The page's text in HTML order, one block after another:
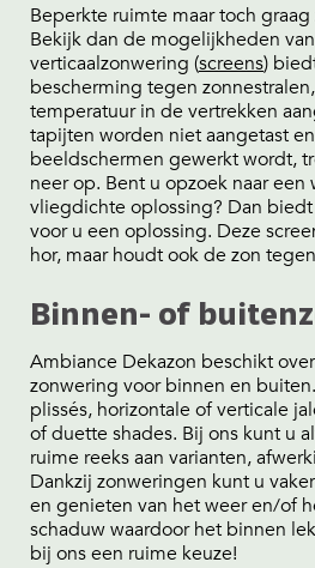
Beperkte ruimte maar toch
Bekijk dan de mogelijkheden
verticaalzonwering (screens)
bescherming tegen
temperatuur in de vertrekken
tapijten worden niet aangetast
beeldschermen gewerkt wordt,
neer op. Bent u opzoek naar een
vliegdichte oplossing? Dan
voor u een oplossing. Deze
hor, maar houdt ook de zon
Binnen- of
Ambiance Dekazon beschikt
zonwering voor binnen en
plissés, horizontale of verticale
of duette shades. Bij ons kunt u
ruime reeks aan varianten,
Dankzij zonweringen kunt u
en genieten van het weer en/of
schaduw waardoor het binnen
bij ons een ruime keuze!